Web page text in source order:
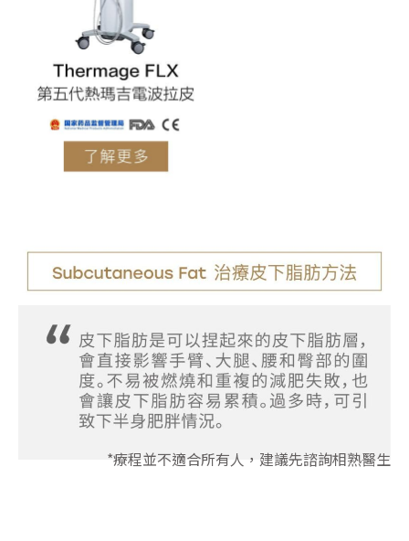
*療程並不適合所有人，建議先諮詢相熟醫生